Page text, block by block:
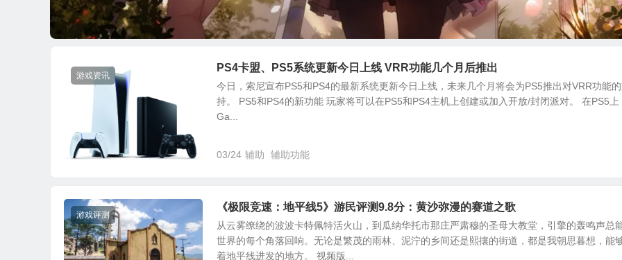
游戏资讯
PS4卡盟、PS5系统更新今日上线 VRR功能几个月后推出
今日，索尼宣布PS5和PS4的最新系统更新今日上线，未来几个月将会为PS5推出对VRR功能
持。 PS5和PS4的新功能 玩家将可以在PS5和PS4主机上创建或加入开放/封闭派对。 在PS5上
Ga...
03/24 辅助 辅助功能
游戏评测
《极限竞速：地平线5》游民评测9.8分：黄沙弥漫的赛道之歌
从云雾缭绕的波波卡特佩特活火山，到瓜纳华托市那庄严肃穆的圣母大教堂，引擎的轰鸣声总
世界的每个角落回响。无论是繁茂的雨林、泥泞的乡间还是熙攘的街道，都是我朝思暮想，能
着地平线进发的地方。 视频版...